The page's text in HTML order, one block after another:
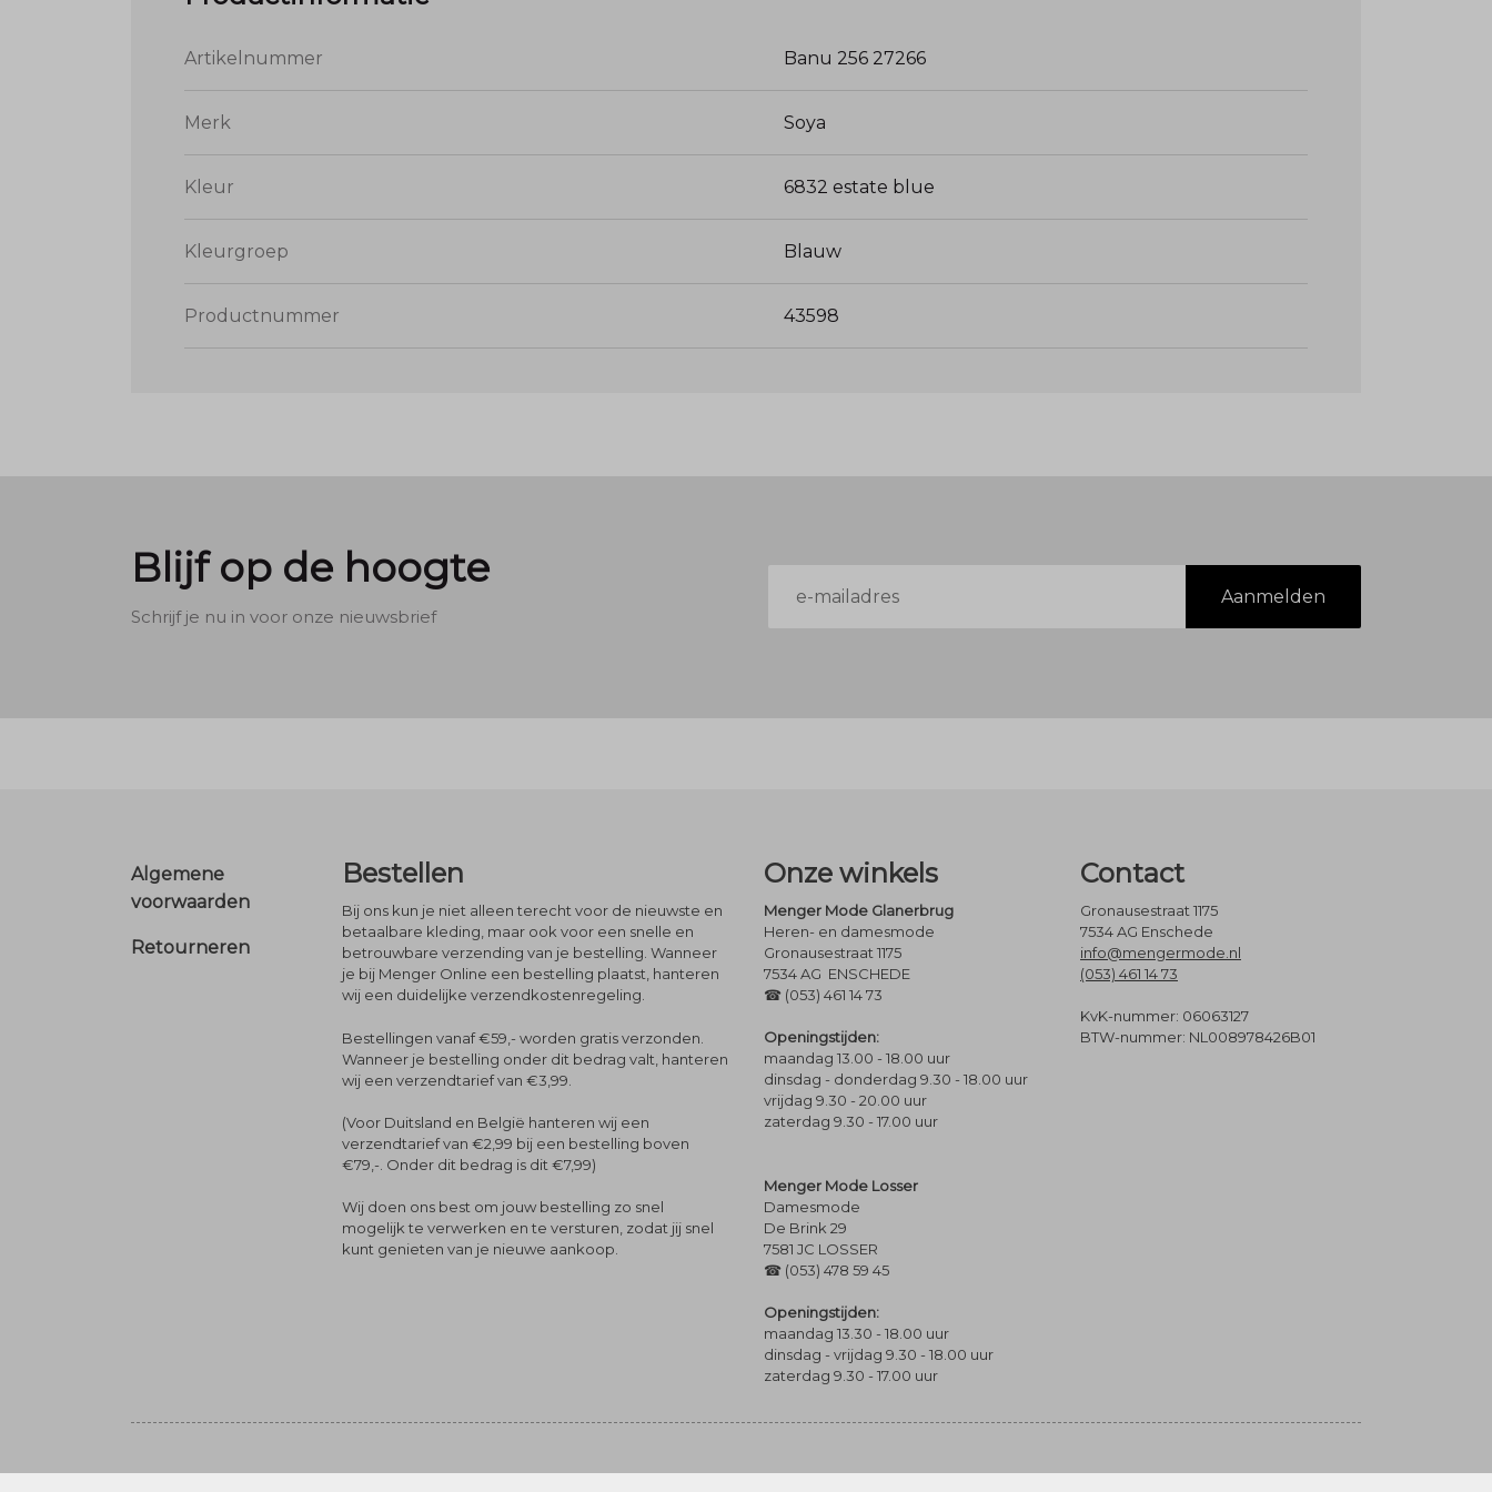
Artikelnummer Banu 256 27266
Merk Soya
Kleur 6832 estate blue
Kleurgroep Blauw
Productnummer 43598
Blijf op de hoogte
Schrijf je nu in voor onze nieuwsbrief
mailadres
Aanmelden
Footer
Algemene
voorwaarden
Retourneren
Bestellen
Bij ons kun je niet alleen terecht voor de nieuwste en
betaalbare kleding, maar ook voor een snelle en
betrouwbare verzending van je bestelling. Wanneer
je bij Menger Online een bestelling plaatst, hanteren
wij een duidelijke verzendkostenregeling.
Bestellingen vanaf €59,- worden gratis verzonden.
Wanneer je bestelling onder dit bedrag valt, hanteren
wij een verzendtarief van €3,99.
(Voor Duitsland en België hanteren wij een
verzendtarief van €2,99 bij een bestelling boven
€79,-. Onder dit bedrag is dit €7,99)
Wij doen ons best om jouw bestelling zo snel
mogelijk te verwerken en te versturen, zodat jij snel
kunt genieten van je nieuwe aankoop.
Onze winkels
Menger Mode Glanerbrug
Heren- en damesmode
Gronausestraat 1175
7534 AG ENSCHEDE
☎ (053) 461 14 73
Openingstijden:
maandag 13.00 - 18.00 uur
dinsdag - donderdag 9.30 - 18.00 uur
vrijdag 9.30 - 20.00 uur
zaterdag 9.30 - 17.00 uur
Menger Mode Losser
Damesmode
De Brink 29
7581 JC LOSSER
☎ (053) 478 59 45
Openingstijden:
maandag 13.30 - 18.00 uur
dinsdag - vrijdag 9.30 - 18.00 uur
zaterdag 9.30 - 17.00 uur
Contact
Gronausestraat 1175
7534 AG Enschede
info@mengermode.nl
(053) 461 14 73
KvK-nummer: 06063127
BTW-nummer: NL008978426B01